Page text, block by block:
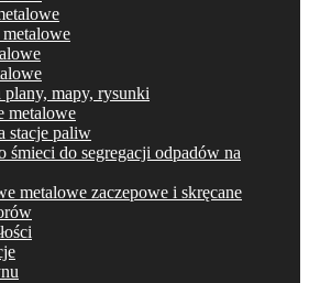
plany, mapy, rysunki
metalowe
stacje paliw
śmieci do segregacji odpadów na
metalowe zaczepowe i skręcane